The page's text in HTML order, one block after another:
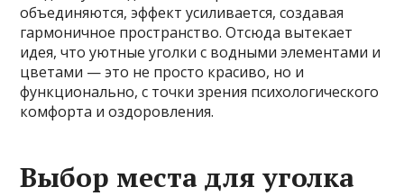
объединяются, эффект усиливается, создавая
гармоничное пространство. Отсюда вытекает
идея, что уютные уголки с водными элементами и
цветами — это не просто красиво, но и
функционально, с точки зрения психологического
комфорта и оздоровления.
Выбор места для уголка